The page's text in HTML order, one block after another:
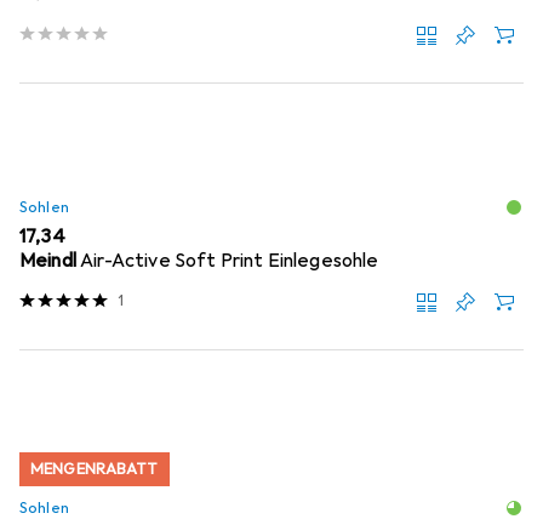
Sohlen
EUR
17,34
MeindlAir-Active Soft Print Einlegesohle
1
MENGENRABATT
Sohlen